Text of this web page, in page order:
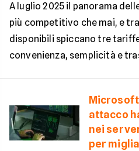
A luglio 2025 il panorama
più competitivo che mai, e
disponibili spiccano tre
convenienza, semplicità e
attacco
nei
per